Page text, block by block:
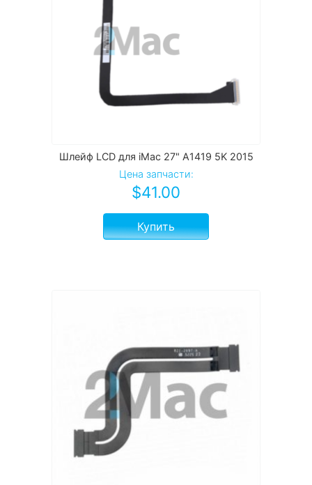
Шлейф LCD для iMac 27" A1419 5K 2015
Цена запчасти:
$41.00
Купить